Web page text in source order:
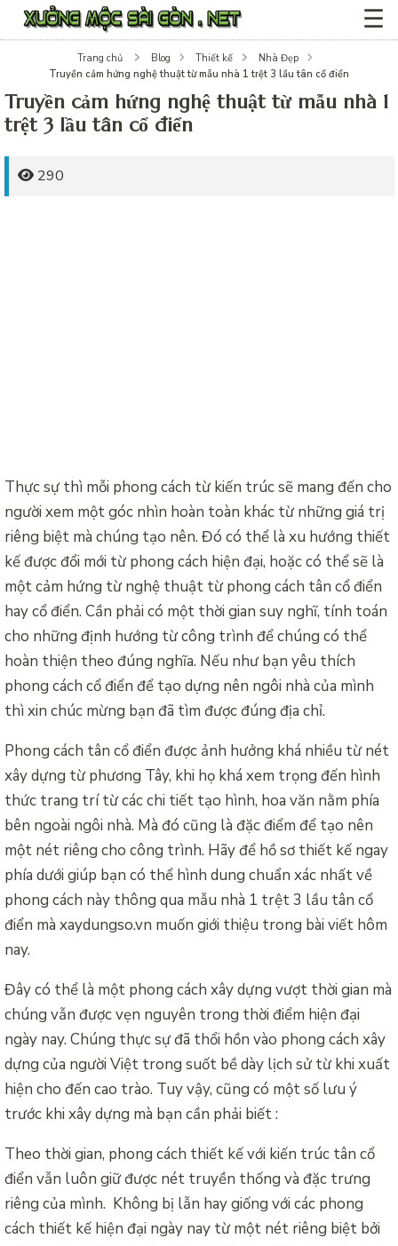
☰
Trang chủ Blog Thiết kế
Nhà Đẹp
Truyền cảm hứng nghệ thuật từ mẫu nhà 1 trệt 3 lầu tân cổ điển
Truyền cảm hứng nghệ thuật từ mẫu nhà 1
trệt 3 lầu tân cổ điển
290
Thực sự thì mỗi phong cách từ kiến trúc sẽ mang đến cho
người xem một góc nhìn hoàn toàn khác từ những giá trị
riêng biệt mà chúng tạo nên. Đó có thể là xu hướng thiết
kế được đổi mới từ phong cách hiện đại, hoặc có thể sẽ là
một cảm hứng từ nghệ thuật từ phong cách tân cổ điển
hay cổ điển. Cần phải có một thời gian suy nghĩ, tính toán
cho những định hướng từ công trình để chúng có thể
hoàn thiện theo đúng nghĩa. Nếu như bạn yêu thích
phong cách cổ điển để tạo dựng nên ngôi nhà của mình
thì xin chúc mừng bạn đã tìm được đúng địa chỉ.
Phong cách tân cổ điển được ảnh hưởng khá nhiều từ nét
xây dựng từ phương Tây, khi họ khá xem trọng đến hình
thức trang trí từ các chi tiết tạo hình, hoa văn nằm phía
bên ngoài ngôi nhà. Mà đó cũng là đặc điểm để tạo nên
một nét riêng cho công trình. Hãy để hồ sơ thiết kế ngay
phía dưới giúp bạn có thể hình dung chuẩn xác nhất về
phong cách này thông qua mẫu nhà 1 trệt 3 lầu tân cổ
điển mà xaydungso.vn muốn giới thiệu trong bài viết hôm
nay.
Đây có thể là một phong cách xây dựng vượt thời gian mà
chúng vẫn được vẹn nguyên trong thời điểm hiện đại
ngày nay. Chúng thực sự đã thổi hồn vào phong cách xây
dựng của người Việt trong suốt bề dày lịch sử từ khi xuất
hiện cho đến cao trào. Tuy vậy, cũng có một số lưu ý
trước khi xây dựng mà bạn cần phải biết :
Theo thời gian, phong cách thiết kế với kiến trúc tân cổ
điển vẫn luôn giữ được nét truyền thống và đặc trưng
riêng của mình. Không bị lẫn hay giống với các phong
cách thiết kế hiện đại ngày nay từ một nét riêng biệt bởi